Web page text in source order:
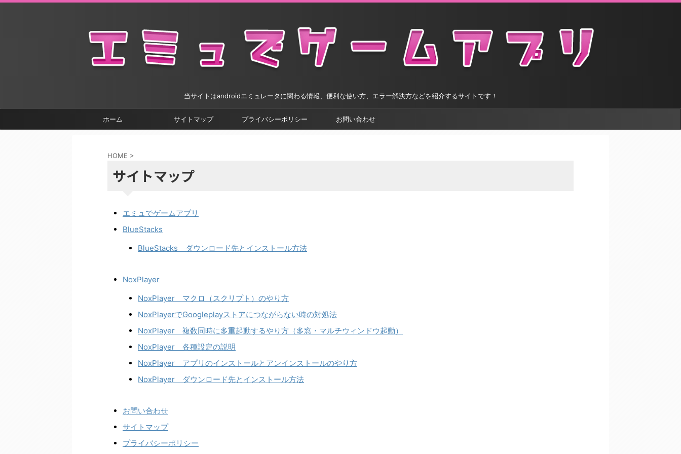
当サイトはandroidエミュレータに関わる情報、便利な使い方、エラー解決方などを紹介するサイトです！
ホーム サイトマップ プライバシーポリシー お問い合わせ
HOME >
サイトマップ
エミュでゲームアプリ
BlueStacks
BlueStacks ダウンロード先とインストール方法
NoxPlayer
NoxPlayer マクロ（スクリプト）のやり方
NoxPlayerでGoogleplayストアにつながらない時の対処法
NoxPlayer 複数同時に多重起動するやり方（多窓・マルチウィンドウ起動）
NoxPlayer 各種設定の説明
NoxPlayer アプリのインストールとアンインストールのやり方
NoxPlayer ダウンロード先とインストール方法
お問い合わせ
サイトマップ
プライバシーポリシー